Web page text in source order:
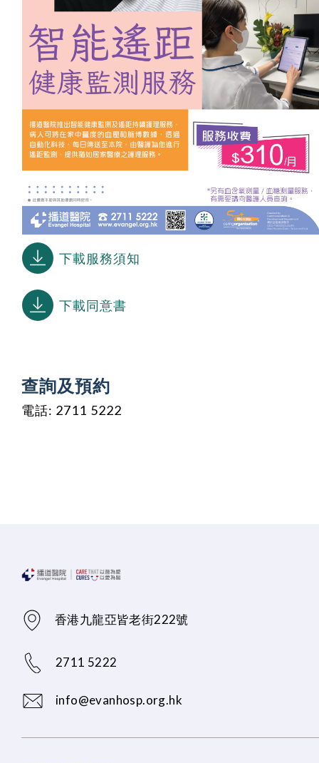
下載服務須知
下載同意書
查詢及預約
電話: 2711 5222
香港九龍亞皆老街222號
2711 5222
info@evanhosp.org.hk